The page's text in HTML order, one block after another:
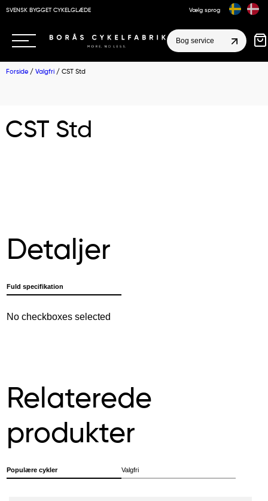
SVENSK BYGGET CYKELGLÆDE Vælg sprog
Bog service
Forside / Valgfri / CST Std
CST Std
Detaljer
Fuld specifikation
No checkboxes selected
Relaterede
produkter
Populære cykler Valgfri